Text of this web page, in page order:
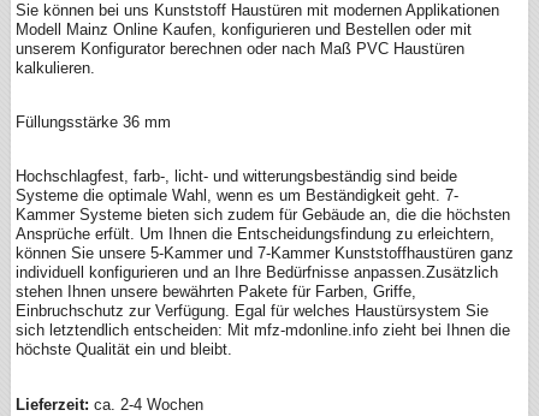
Sie können bei uns Kunststoff Haustüren mit modernen Applikationen
Modell Mainz Online Kaufen, konfigurieren und Bestellen oder mit
unserem Konfigurator berechnen oder nach Maß PVC Haustüren
kalkulieren.
Füllungsstärke 36 mm
Hochschlagfest, farb-, licht- und witterungsbeständig sind beide
Systeme die optimale Wahl, wenn es um Beständigkeit geht. 7-
Kammer Systeme bieten sich zudem für Gebäude an, die die höchsten
Ansprüche erfült. Um Ihnen die Entscheidungsfindung zu erleichtern,
können Sie unsere 5-Kammer und 7-Kammer Kunststoffhaustüren ganz
individuell konfigurieren und an Ihre Bedürfnisse anpassen.Zusätzlich
stehen Ihnen unsere bewährten Pakete für Farben, Griffe,
Einbruchschutz zur Verfügung. Egal für welches Haustürsystem Sie
sich letztendlich entscheiden: Mit mfz-mdonline.info zieht bei Ihnen die
höchste Qualität ein und bleibt.
Lieferzeit: ca. 2-4 Wochen